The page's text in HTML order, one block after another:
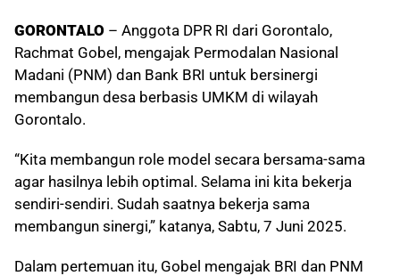
GORONTALO – Anggota DPR RI dari Gorontalo,
Rachmat Gobel, mengajak Permodalan Nasional
Madani (PNM) dan Bank BRI untuk bersinergi
membangun desa berbasis UMKM di wilayah
Gorontalo.
“Kita membangun role model secara bersama-sama
agar hasilnya lebih optimal. Selama ini kita bekerja
sendiri-sendiri. Sudah saatnya bekerja sama
membangun sinergi,” katanya, Sabtu, 7 Juni 2025.
Dalam pertemuan itu, Gobel mengajak BRI dan PNM